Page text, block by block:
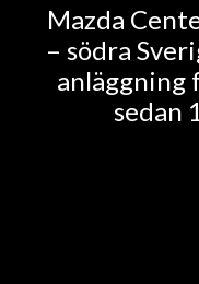
Mazda
– södra
anläggning
sedan